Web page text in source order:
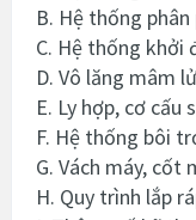
B. Hệ thống
C. Hệ thống khởi
D. Vô lăng mâm
E. Ly hợp, cơ cấu
F. Hệ thống bôi
G. Vách máy, cốt
H. Quy trình lắp